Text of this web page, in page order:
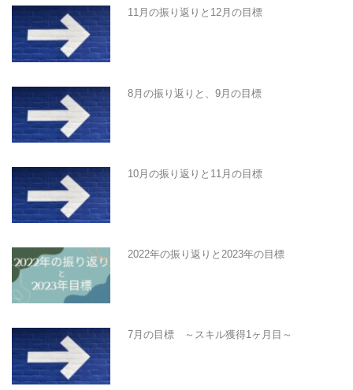
11月の振り返りと12月の目標
8月の振り返りと、9月の目標
10月の振り返りと11月の目標
2022年の振り返りと2023年の目標
7月の目標 ～スキル獲得1ヶ月目～